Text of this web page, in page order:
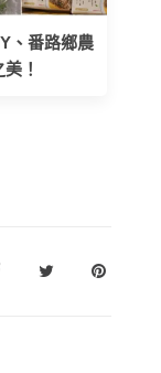
、番路鄉農
！